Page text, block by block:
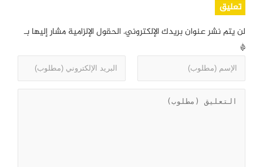
تعليق
لن يتم نشر عنوان بريدك الإلكتروني. الحقول الإلزامية مشار إليها بـ
*